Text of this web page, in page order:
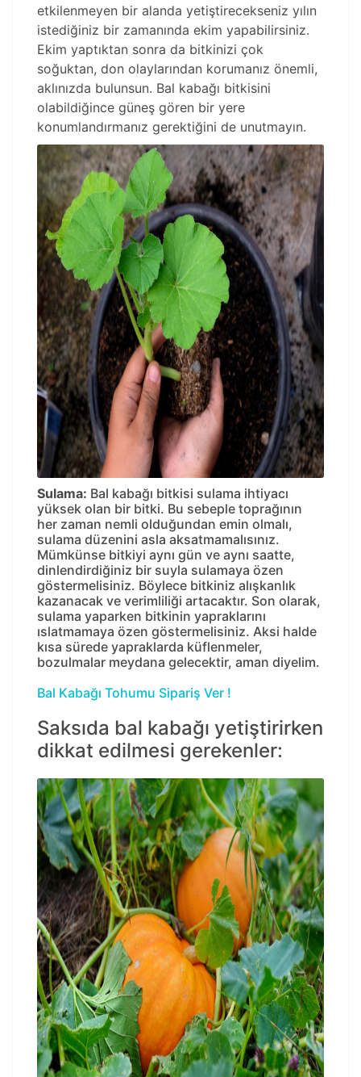
etkilenmeyen bir alanda yetiştirecekseniz yılın
istediğiniz bir zamanında ekim yapabilirsiniz.
Ekim yaptıktan sonra da bitkinizi çok
soğuktan, don olaylarından korumanız önemli,
aklınızda bulunsun. Bal kabağı bitkisini
olabildiğince güneş gören bir yere
konumlandırmanız gerektiğini de unutmayın.
Sulama: Bal kabağı bitkisi sulama ihtiyacı
yüksek olan bir bitki. Bu sebeple toprağının
her zaman nemli olduğundan emin olmalı,
sulama düzenini asla aksatmamalısınız.
Mümkünse bitkiyi aynı gün ve aynı saatte,
dinlendirdiğiniz bir suyla sulamaya özen
göstermelisiniz. Böylece bitkiniz alışkanlık
kazanacak ve verimliliği artacaktır. Son olarak,
sulama yaparken bitkinin yapraklarını
ıslatmamaya özen göstermelisiniz. Aksi halde
kısa sürede yapraklarda küflenmeler,
bozulmalar meydana gelecektir, aman diyelim.
Bal Kabağı Tohumu Sipariş Ver !
Saksıda bal kabağı yetiştirirken
dikkat edilmesi gerekenler: